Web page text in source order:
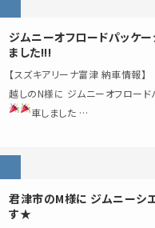
ジムニーオフロードパッケ
ました!!!
【スズキアリーナ富津 納車情報】 静岡県よりお
越しのN様に ジムニーオフロードパッケージを納
車しました …
君津市のM様に ジムニーシ
す★